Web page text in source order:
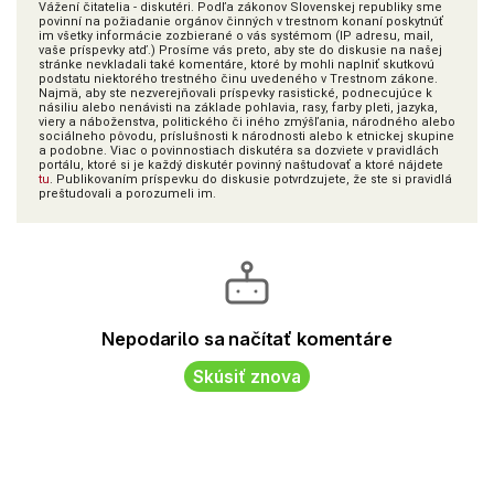
Vážení čitatelia - diskutéri. Podľa zákonov Slovenskej republiky sme
povinní na požiadanie orgánov činných v trestnom konaní poskytnúť
im všetky informácie zozbierané o vás systémom (IP adresu, mail,
vaše príspevky atď.) Prosíme vás preto, aby ste do diskusie na našej
stránke nevkladali také komentáre, ktoré by mohli naplniť skutkovú
podstatu niektorého trestného činu uvedeného v Trestnom zákone.
Najmä, aby ste nezverejňovali príspevky rasistické, podnecujúce k
násiliu alebo nenávisti na základe pohlavia, rasy, farby pleti, jazyka,
viery a náboženstva, politického či iného zmýšľania, národného alebo
sociálneho pôvodu, príslušnosti k národnosti alebo k etnickej skupine
a podobne. Viac o povinnostiach diskutéra sa dozviete v pravidlách
portálu, ktoré si je každý diskutér povinný naštudovať a ktoré nájdete
tu. Publikovaním príspevku do diskusie potvrdzujete, že ste si pravidlá
preštudovali a porozumeli im.